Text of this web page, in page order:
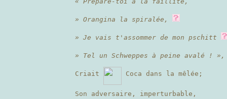
» Orangina la spiralée,
» Je vais t'assommer de mon pschitt
» Tel un Schweppes à peine avalé ! »,
Criait Coca dans la mêlée;
Son adversaire, imperturbable,